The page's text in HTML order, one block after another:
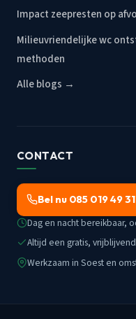
Impact zeepresten op
Milieuvriendelijke wc
methoden
Alle blogs →
CONTACT
Bel nu 085 019 49 31
Dag en nacht bereikbaar,
Altijd een gratis,
Werkzaam in Soest en